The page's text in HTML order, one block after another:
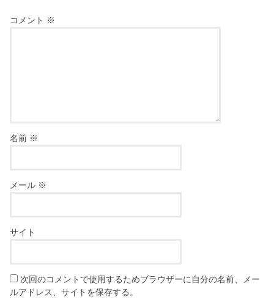
コメント ※
名前 ※
メール ※
サイト
次回のコメントで使用するためブラウザーに自分の名前、メー
ルアドレス、サイトを保存する。